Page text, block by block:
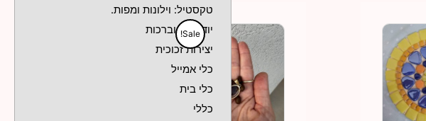
Sale!
המחיר
המקורי
היה:
₪120.00.
המחיר
הנוכחי
הוא:
₪85.00.
טקסטיל: וילונות ומפות.
יודאיקה וברכות
יצירות זכוכית
כלי אמייל
כלי בית
כללי